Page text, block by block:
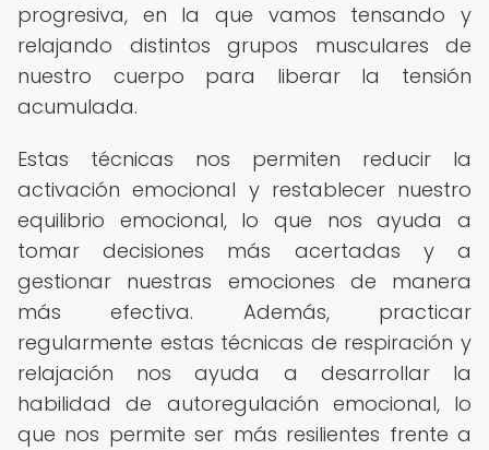
progresiva, en la que vamos tensando y
relajando distintos grupos musculares de
nuestro cuerpo para liberar la tensión
acumulada.
Estas técnicas nos permiten reducir la
activación emocional y restablecer nuestro
equilibrio emocional, lo que nos ayuda a
tomar decisiones más acertadas y a
gestionar nuestras emociones de manera
más efectiva. Además, practicar
regularmente estas técnicas de respiración y
relajación nos ayuda a desarrollar la
habilidad de autoregulación emocional, lo
que nos permite ser más resilientes frente a